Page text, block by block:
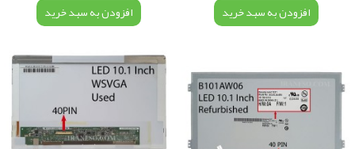
افزودن به سبد خرید
افزودن به سبد خرید